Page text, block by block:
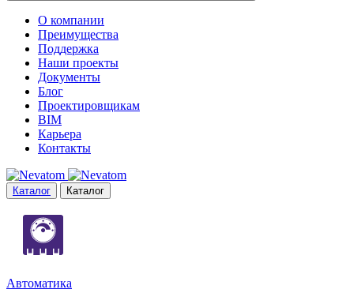
О компании
Преимущества
Поддержка
Наши проекты
Документы
Блог
Проектировщикам
BIM
Карьера
Контакты
Каталог Каталог
Автоматика